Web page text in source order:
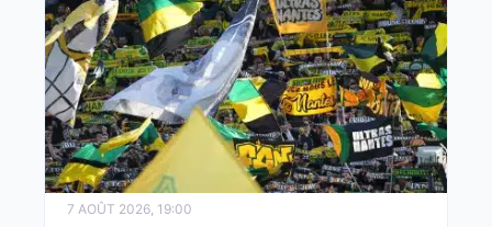
7 AOÛT 2026, 19:00